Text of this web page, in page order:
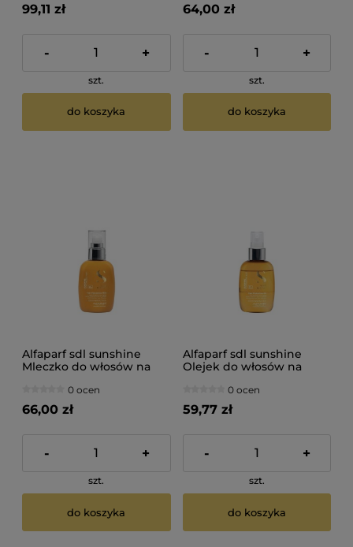
99,11 zł
- +
szt.
do koszyka
64,00 zł
- +
szt.
do koszyka
Alfaparf sdl sunshine
Mleczko do włosów na
0 ocen
66,00 zł
- +
szt.
do koszyka
Alfaparf sdl sunshine
Olejek do włosów na
0 ocen
59,77 zł
- +
szt.
do koszyka